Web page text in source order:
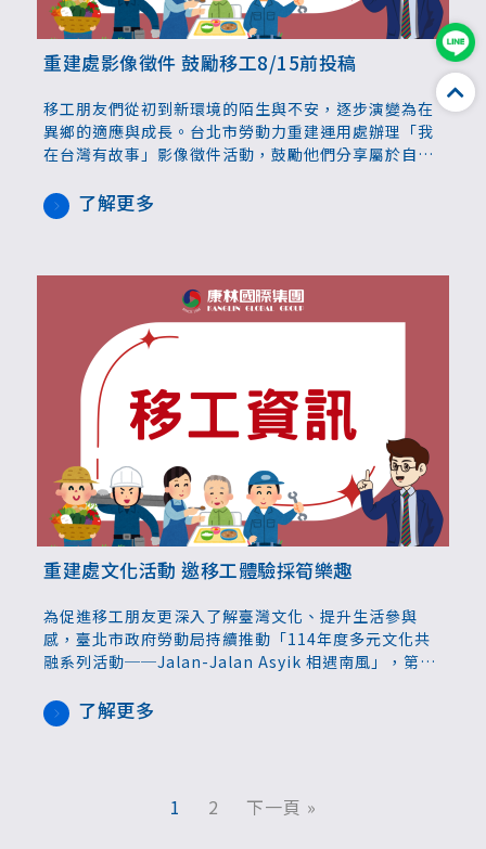
重建處影像徵件 鼓勵移工8/15前投稿
移工朋友們從初到新環境的陌生與不安，逐步演變為在
異鄉的適應與成長。台北市勞動力重建運用處辦理「我
在台灣有故事」影像徵件活動，鼓勵他們分享屬於自己
展現更多元溫暖的面貌。
了解更多
重建處文化活動 邀移工體驗採筍樂趣
為促進移工朋友更深入了解臺灣文化、提升生活參與
感，臺北市政府勞動局持續推動「114年度多元文化共
融系列活動──Jalan-Jalan Asyik 相遇南風」，第三
別邀請22位印尼籍移工走入文山區，並親手體驗採竹
筍、感受山林農趣，體驗一日「筍農」的生活。
了解更多
1 2 下一頁 »